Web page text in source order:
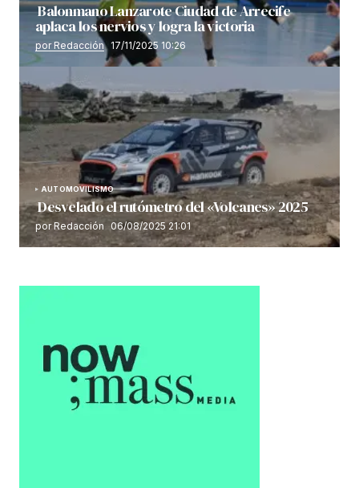
Balonmano Lanzarote Ciudad de Arrecife
aplaca los nervios y logra la victoria
por Redacción 17/11/2025 10:26
AUTOMOVILISMO
Desvelado el rutómetro del «Volcanes» 2025
por Redacción 06/08/2025 21:01